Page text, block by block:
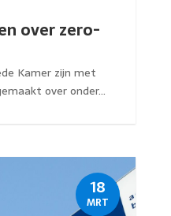
over zero-
Kamer zijn met
over onder...
18
MRT